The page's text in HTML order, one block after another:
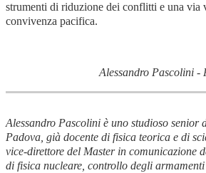
strumenti di riduzione dei conflitti e una via
convivenza pacifica.
Alessandro Pascolini -
Alessandro Pascolini è uno studioso senior
Padova, già docente di fisica teorica e di
vice-direttore del Master in comunicazione
di fisica nucleare, controllo degli